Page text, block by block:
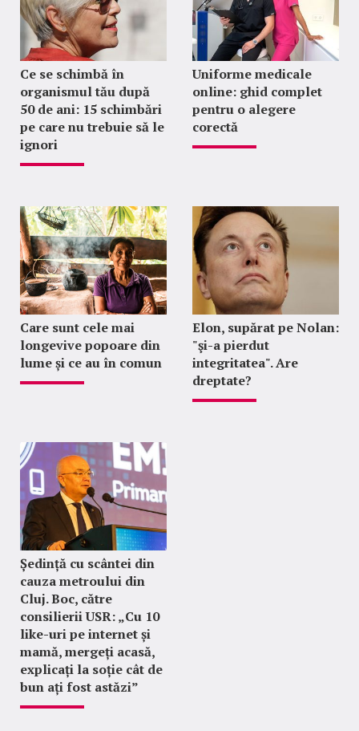
Ce se schimbă în
organismul tău după
50 de ani: 15 schimbări
pe care nu trebuie să le
ignori
Uniforme medicale
online: ghid complet
pentru o alegere
corectă
Care sunt cele mai
longevive popoare din
lume și ce au în comun
Elon, supărat pe Nolan:
"şi-a pierdut
integritatea". Are
dreptate?
Ședință cu scântei din
cauza metroului din
Cluj. Boc, către
consilierii USR: „Cu 10
like-uri pe internet și
mamă, mergeți acasă,
explicați la soție cât de
bun ați fost astăzi”